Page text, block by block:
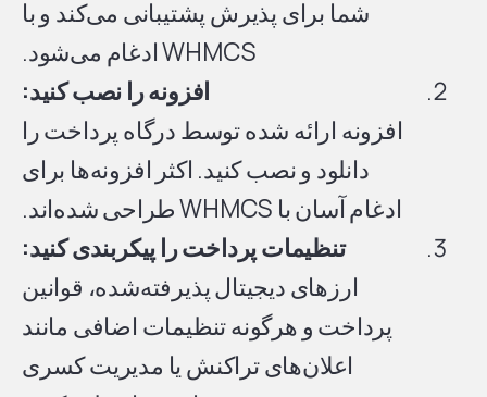
شما برای پذیرش پشتیبانی می‌کند و با
WHMCS ادغام می‌شود.
افزونه را نصب کنید:
افزونه ارائه شده توسط درگاه پرداخت را
دانلود و نصب کنید. اکثر افزونه‌ها برای
ادغام آسان با WHMCS طراحی شده‌اند.
تنظیمات پرداخت را پیکربندی کنید:
ارزهای دیجیتال پذیرفته‌شده، قوانین
پرداخت و هرگونه تنظیمات اضافی مانند
اعلان‌های تراکنش یا مدیریت کسری